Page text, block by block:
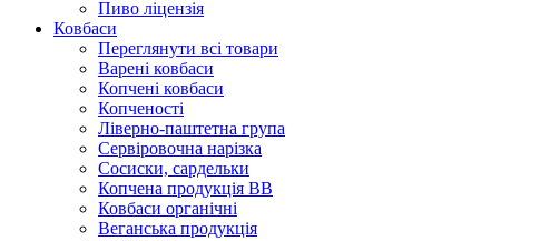
Пиво ліцензія
Ковбаси
Переглянути всі товари
Варені ковбаси
Копчені ковбаси
Копченості
Ліверно-паштетна група
Сервіровочна нарізка
Сосиски, сардельки
Копчена продукція ВВ
Ковбаси органічні
Веганська продукція